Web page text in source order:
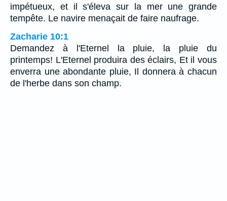
impétueux, et il s'éleva sur la mer une grande
tempête. Le navire menaçait de faire naufrage.
Zacharie 10:1
Demandez à l'Eternel la pluie, la pluie du
printemps! L'Eternel produira des éclairs, Et il vous
enverra une abondante pluie, Il donnera à chacun
de l'herbe dans son champ.